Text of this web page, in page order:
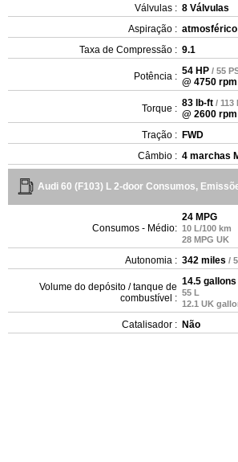
Válvulas : 8 Válvulas
Aspiração : atmosférico
Taxa de Compressão : 9.1
Potência : 54 HP / 55
@ 4750 rpm
Torque : 83 lb-ft / 113
@ 2600 rpm
Tração : FWD
Câmbio : 4 marchas
Audi 60 (F103) L 2-door Consumos,
Consumos - Médio:
24 MPG
10 L/100 km
28 MPG UK
Autonomia : 342 miles /
Volume do depósito / tanque de
combustível :
14.5 gallons
55 L
12.1 UK
Catalisador : Não